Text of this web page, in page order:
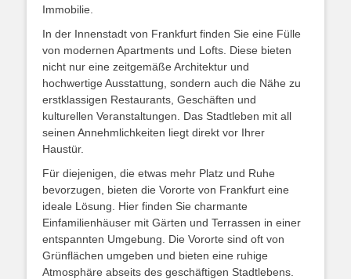
Immobilie.
In der Innenstadt von Frankfurt finden Sie eine Fülle
von modernen Apartments und Lofts. Diese bieten
nicht nur eine zeitgemäße Architektur und
hochwertige Ausstattung, sondern auch die Nähe zu
erstklassigen Restaurants, Geschäften und
kulturellen Veranstaltungen. Das Stadtleben mit all
seinen Annehmlichkeiten liegt direkt vor Ihrer
Haustür.
Für diejenigen, die etwas mehr Platz und Ruhe
bevorzugen, bieten die Vororte von Frankfurt eine
ideale Lösung. Hier finden Sie charmante
Einfamilienhäuser mit Gärten und Terrassen in einer
entspannten Umgebung. Die Vororte sind oft von
Grünflächen umgeben und bieten eine ruhige
Atmosphäre abseits des geschäftigen Stadtlebens.